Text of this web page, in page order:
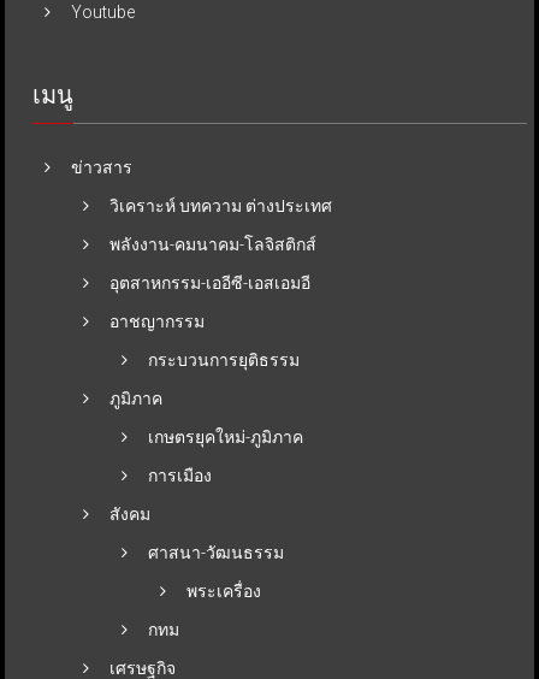
Youtube
เมนู
ข่าวสาร
วิเคราะห์ บทความ ต่างประเทศ
พลังงาน-คมนาคม-โลจิสติกส์
อุตสาหกรรม-เออีซี-เอสเอมอี
อาชญากรรม
กระบวนการยุติธรรม
ภูมิภาค
เกษตรยุคใหม่-ภูมิภาค
การเมือง
สังคม
ศาสนา-วัฒนธรรม
พระเครื่อง
กทม
เศรษฐกิจ